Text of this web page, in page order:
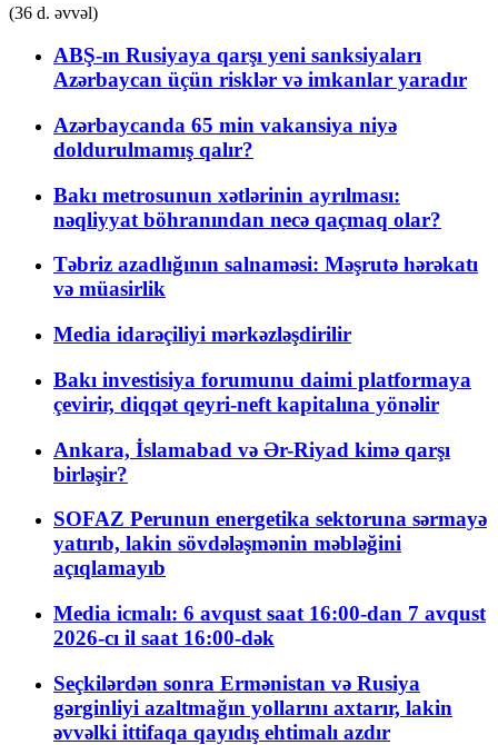
(36 d. əvvəl)
ABŞ-ın Rusiyaya qarşı yeni sanksiyaları
Azərbaycan üçün risklər və imkanlar yaradır
Azərbaycanda 65 min vakansiya niyə
doldurulmamış qalır?
Bakı metrosunun xətlərinin ayrılması:
nəqliyyat böhranından necə qaçmaq olar?
Təbriz azadlığının salnaməsi: Məşrutə hərəkatı
və müasirlik
Media idarəçiliyi mərkəzləşdirilir
Bakı investisiya forumunu daimi platformaya
çevirir, diqqət qeyri-neft kapitalına yönəlir
Ankara, İslamabad və Ər-Riyad kimə qarşı
birləşir?
SOFAZ Perunun energetika sektoruna sərmayə
yatırıb, lakin sövdələşmənin məbləğini
açıqlamayıb
Media icmalı: 6 avqust saat 16:00-dan 7 avqust
2026-cı il saat 16:00-dək
Seçkilərdən sonra Ermənistan və Rusiya
gərginliyi azaltmağın yollarını axtarır, lakin
əvvəlki ittifaqa qayıdış ehtimalı azdır